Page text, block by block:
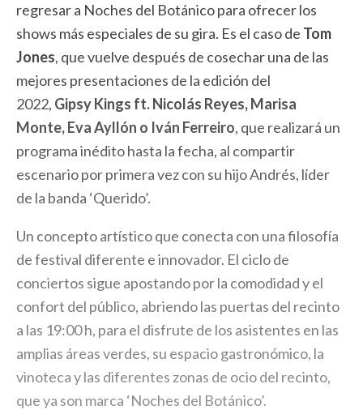
regresar a Noches del Botánico para ofrecer los
shows más especiales de su gira. Es el caso de Tom
Jones, que vuelve después de cosechar una de las
mejores presentaciones de la edición del
2022, Gipsy Kings ft. Nicolás Reyes, Marisa
Monte, Eva Ayllón o Iván Ferreiro, que realizará un
programa inédito hasta la fecha, al compartir
escenario por primera vez con su hijo Andrés, líder
de la banda ‘Querido’.
Un concepto artístico que conecta con una filosofía
de festival diferente e innovador. El ciclo de
conciertos sigue apostando por la comodidad y el
confort del público, abriendo las puertas del recinto
a las 19:00 h, para el disfrute de los asistentes en las
amplias áreas verdes, su espacio gastronómico, la
vinoteca y las diferentes zonas de ocio del recinto,
que ya son marca ‘Noches del Botánico’.